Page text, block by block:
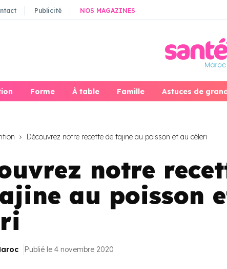
Publicité NOS MAGAZINES
Forme À table Famille Astuces de
Découvrez notre recette de tajine au poisson et au céleri
notre
au poisson
Publié le 4 novembre 2020